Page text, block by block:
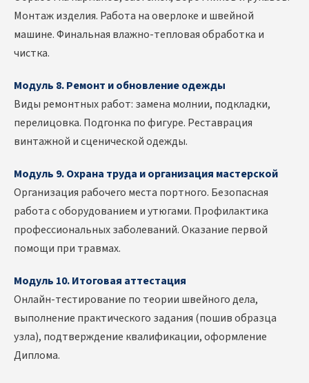
Монтаж изделия. Работа на оверлоке и швейной
машине. Финальная влажно-тепловая обработка и
чистка.
Модуль 8. Ремонт и обновление одежды
Виды ремонтных работ: замена молнии, подкладки,
перелицовка. Подгонка по фигуре. Реставрация
винтажной и сценической одежды.
Модуль 9. Охрана труда и организация мастерской
Организация рабочего места портного. Безопасная
работа с оборудованием и утюгами. Профилактика
профессиональных заболеваний. Оказание первой
помощи при травмах.
Модуль 10. Итоговая аттестация
Онлайн-тестирование по теории швейного дела,
выполнение практического задания (пошив образца
узла), подтверждение квалификации, оформление
Диплома.